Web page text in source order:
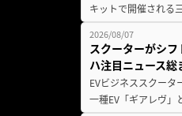
キットで開催される
2026/08/07
スクーターがシ
ハ注目ニュース総
EVビジネススクー
一種EV「ギアレヴ